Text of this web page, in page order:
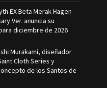
EX Beta Merak Hagen
Ver. anuncia su
diciembre de 2026
Murakami, diseñador
Cloth Series y
de los Santos de